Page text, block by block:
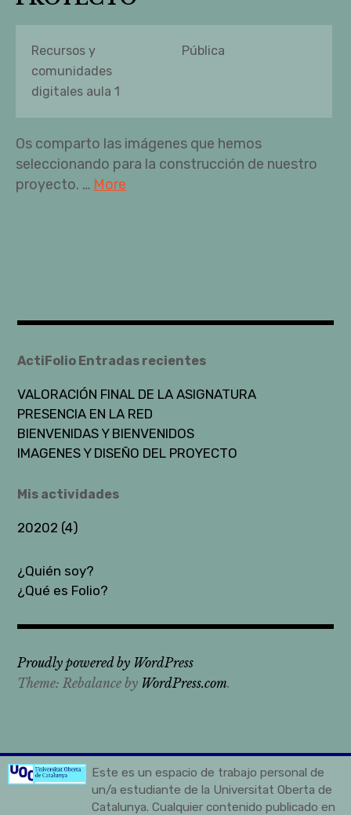
Recursos y
comunidades
digitales aula 1
Pública
Os comparto las imágenes que hemos
seleccionando para la construcción de nuestro
proyecto. … More
ActiFolio Entradas recientes
VALORACIÓN FINAL DE LA ASIGNATURA
PRESENCIA EN LA RED
BIENVENIDAS Y BIENVENIDOS
IMAGENES Y DISEÑO DEL PROYECTO
Mis actividades
20202 (4)
¿Quién soy?
¿Qué es Folio?
Proudly powered by WordPress
Theme: Rebalance by WordPress.com.
Este es un espacio de trabajo personal de
un/a estudiante de la Universitat Oberta de
Catalunya. Cualquier contenido publicado en